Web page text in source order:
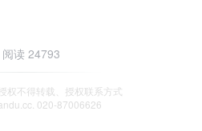
阅读 24793
权不得转载、授权联系方式
020-87006626